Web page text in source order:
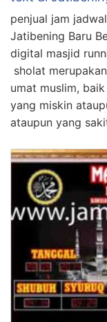
penjual jam
Jatibening Baru
digital masjid
sholat
umat muslim,
yang miskin
ataupun yang